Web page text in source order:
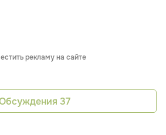
рекламу на сайте
37